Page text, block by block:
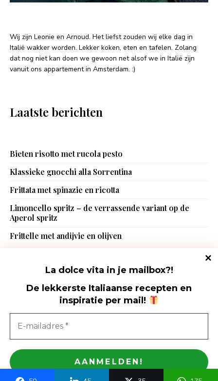
La dolce vita in je mailbox?!
De lekkerste Italiaanse recepten en
inspiratie per mail!
Wij zijn Leonie en Arnoud. Het liefst zouden wij elke dag in
Italië wakker worden. Lekker koken, eten en tafelen. Zolang
dat nog niet kan doen we gewoon net alsof we in Italië zijn
vanuit ons appartement in Amsterdam. :)
Laatste berichten
Bieten risotto met rucola pesto
Klassieke gnocchi alla Sorrentina
Frittata met spinazie en ricotta
Limoncello spritz – de verrassende variant op de
Aperol spritz
Frittelle met andijvie en olijven
Foodhunting Italia - De Italië blog met de lekkerste Italiaanse
recepten
Foodhunting Italia © Copyright 2015-2023. All rights reserved.
Vegetarische Italiaanse recepten
Italiaanse recepten